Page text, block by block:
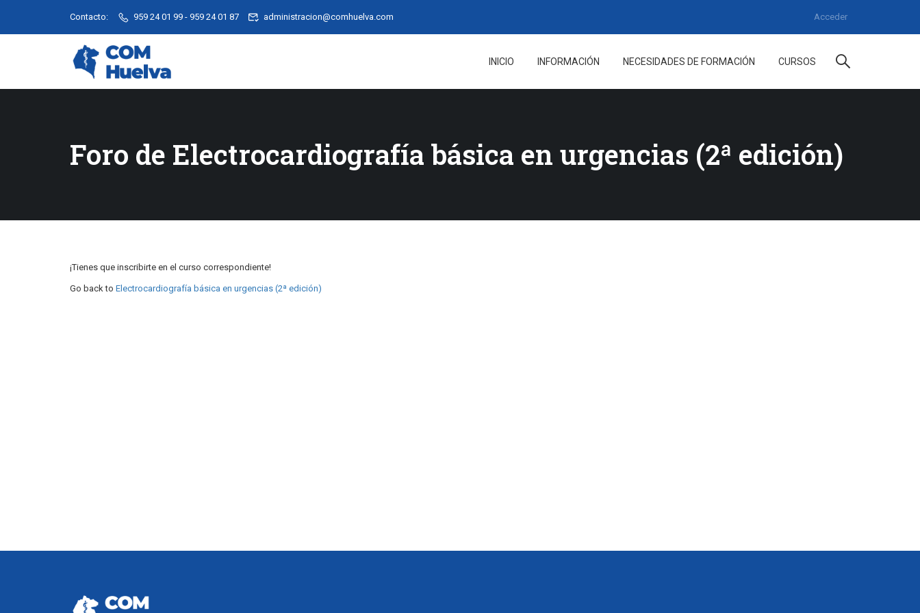
Contacto: 959 24 01 99 - 959 24 01 87 administracion@comhuelva.com Acceder
INICIO INFORMACIÓN NECESIDADES DE FORMACIÓN CURSOS
Foro de Electrocardiografía básica en urgencias (2ª edición)
¡Tienes que inscribirte en el curso correspondiente!
Go back to Electrocardiografía básica en urgencias (2ª edición)